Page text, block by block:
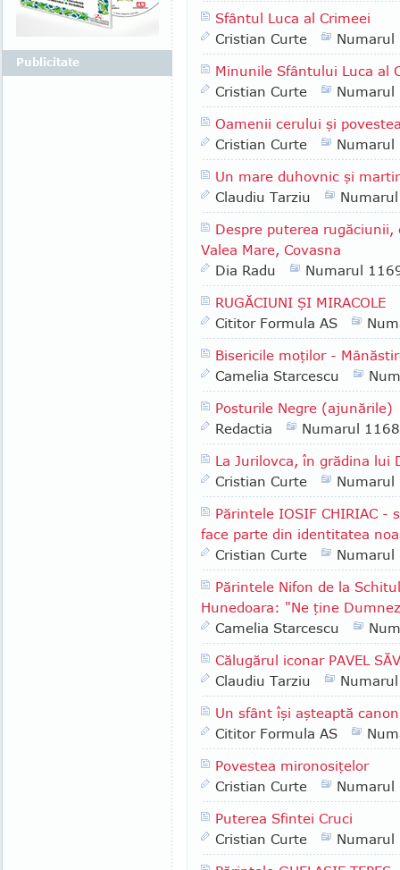
Sfântul Luca al Crimeei
Cristian Curte
Numarul
Minunile Sfântului Luca al
Cristian Curte
Numarul
Oamenii cerului şi
Cristian Curte
Numarul
Un mare duhovnic şi
Claudiu Tarziu
Despre puterea rugăciunii,
Valea Mare, Covasna
Dia Radu
Numarul
RUGĂCIUNI ŞI MIRACOLE
Cititor Formula AS
Bisericile moţilor -
Camelia Starcescu
Posturile Negre (ajunările)
Redactia
Numarul 1168
La Jurilovca, în grădina lui
Cristian Curte
Numarul
Părintele IOSIF CHIRIAC
face parte din identitatea
Cristian Curte
Numarul
Părintele Nifon de la
Hunedoara: "Ne ţine
Camelia Starcescu
Călugărul iconar PAVEL
Claudiu Tarziu
Un sfânt îşi aşteaptă
Cititor Formula AS
Povestea mironosiţelor
Cristian Curte
Numarul
Puterea Sfintei Cruci
Cristian Curte
Numarul
Publicitate